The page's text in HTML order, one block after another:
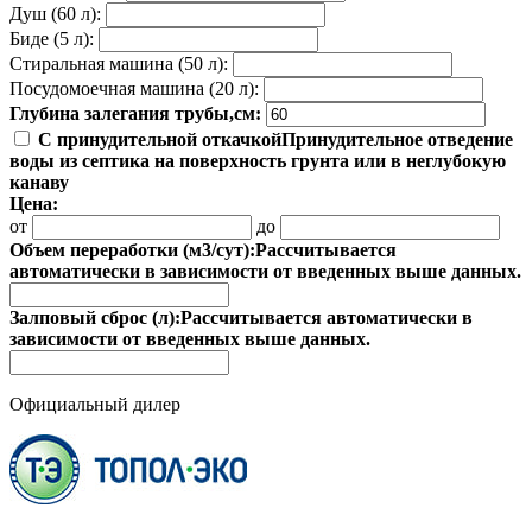
Душ (60 л):
Биде (5 л):
Стиральная машина (50 л):
Посудомоечная машина (20 л):
Глубина залегания трубы,см:
С принудительной откачкойПринудительное отведение
воды из септика на поверхность грунта или в неглубокую
канаву
Цена:
от
до
Объем переработки (м3/сут):Рассчитывается
автоматически в зависимости от введенных выше данных.
Залповый сброс (л):Рассчитывается автоматически в
зависимости от введенных выше данных.
Официальный дилер